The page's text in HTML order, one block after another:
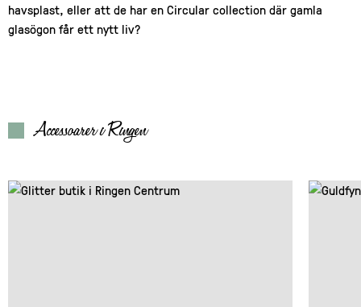
havsplast, eller att de har en Circular collection där gamla
glasögon får ett nytt liv?
Accessoarer i Ringen
Read about: Glitter Read